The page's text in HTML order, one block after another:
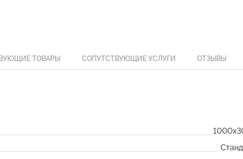
ТОВАРЫ СОПУТСТВУЮЩИЕ УСЛУГИ ОТЗЫВЫ